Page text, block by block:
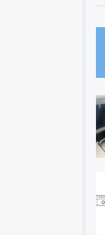
現在、
現在、